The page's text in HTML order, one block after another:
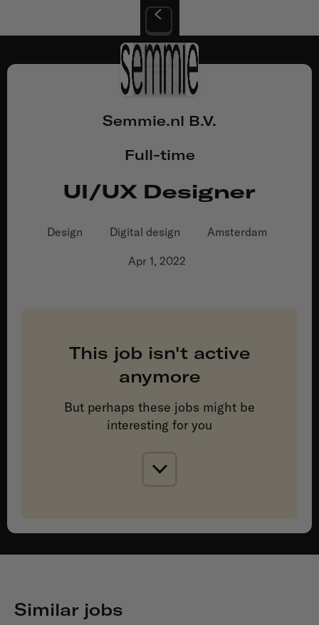
Semmie.nl B.V.
Full-time
UI/UX Designer
Design Digital design Amsterdam
Apr 1, 2022
This job isn't active
anymore
But perhaps these jobs might be
interesting for you
Similar jobs